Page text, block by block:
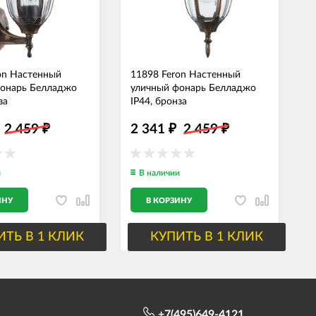
Настенный
Белладжо
2 459₽
В 1 КЛИК
11898 Feron Настенный
уличный фонарь Белладжо
IP44, бронза
2 341 ₽ 2 459₽
В наличии
В КОРЗИНУ
КУПИТЬ В 1 КЛИК